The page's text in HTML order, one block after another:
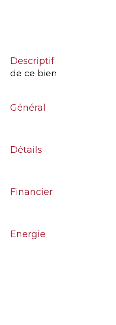
descriptif
de ce bien
Général
Détails
Financier
Energie